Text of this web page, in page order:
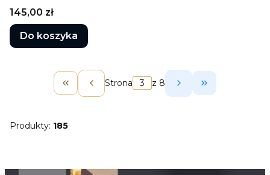
Cena
145,00 zł
Do koszyka
Wróć do pierwszej strony z produktami
Strona z 8 Przejdź do
Produkty: 185